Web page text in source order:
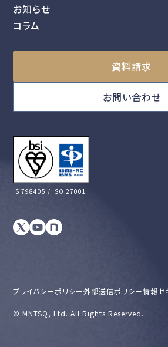
お知らせ
コラム
資料請求
お問い合わせ
IS 798405 / ISO 27001
プライバシーポリシー外部送信ポリシー情報セ
©︎ MNTSQ, Ltd. All Rights Reserved.